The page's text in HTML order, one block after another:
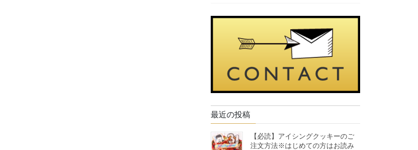
最近の投稿
【必読】アイシングクッキーのご
注文方法※はじめての方はお読み